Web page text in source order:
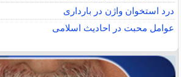
درد استخوان واژن در بارداری
عوامل محبت در احادیث اسلامى